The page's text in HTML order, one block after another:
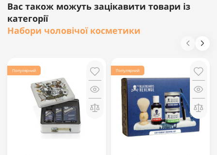
Вас також можуть зацікавити товари із
категорії
Набори чоловічої косметики
Популярний Популярний